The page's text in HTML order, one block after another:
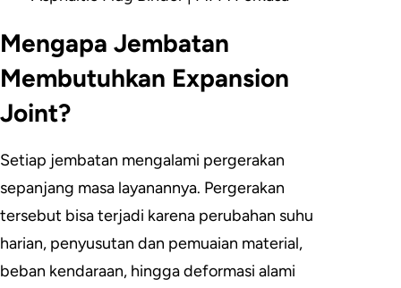
Mengapa Jembatan
Membutuhkan Expansion
Joint?
Setiap jembatan mengalami pergerakan
sepanjang masa layanannya. Pergerakan
tersebut bisa terjadi karena perubahan suhu
harian, penyusutan dan pemuaian material,
beban kendaraan, hingga deformasi alami